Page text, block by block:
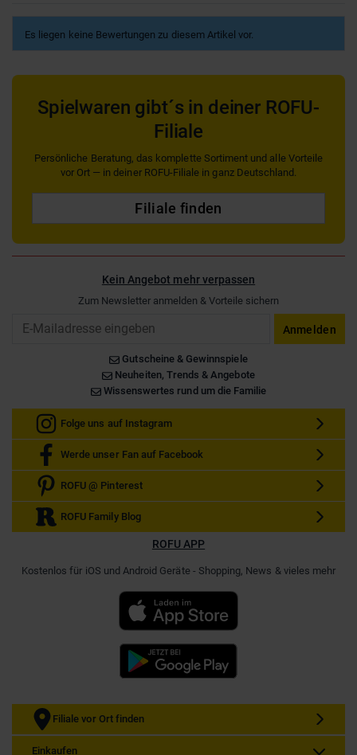
Es liegen keine Bewertungen zu diesem Artikel vor.
Spielwaren gibt´s in deiner ROFU-
Filiale
Persönliche Beratung, das komplette Sortiment und alle Vorteile
vor Ort — in deiner ROFU-Filiale in ganz Deutschland.
Filiale finden
Kein Angebot mehr verpassen
Zum Newsletter anmelden & Vorteile sichern
Anmelden
Gutscheine & Gewinnspiele
Neuheiten, Trends & Angebote
Wissenswertes rund um die Familie
Folge uns auf Instagram
Werde unser Fan auf Facebook
ROFU @ Pinterest
ROFU Family Blog
ROFU APP
Kostenlos für iOS und Android Geräte - Shopping, News & vieles mehr
Filiale vor Ort finden
Einkaufen